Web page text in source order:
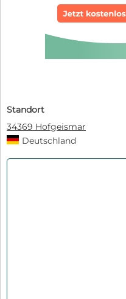
Standort
34369 Hofgeismar
Deutschland